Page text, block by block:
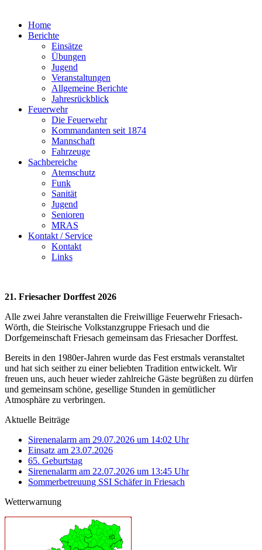
Home
Berichte
Einsätze
Übungen
Jugend
Veranstaltungen
Allgemeine Berichte
Jahresrückblick
Feuerwehr
Die Feuerwehr
Kommandanten seit 1874
Mannschaft
Fahrzeuge
Sachbereiche
Atemschutz
Funk
Sanität
Jugend
Senioren
MRAS
Kontakt / Service
Kontakt
Links
21. Friesacher Dorffest 2026
Alle zwei Jahre veranstalten die Freiwillige Feuerwehr Friesach-
Wörth, die Steirische Volkstanzgruppe Friesach und die
Dorfgemeinschaft Friesach gemeinsam das Friesacher Dorffest.
Bereits in den 1980er-Jahren wurde das Fest erstmals veranstaltet
und hat sich seither zu einer beliebten Tradition entwickelt. Wir
freuen uns, auch heuer wieder zahlreiche Gäste begrüßen zu dürfen
und gemeinsam schöne, gesellige Stunden in gemütlicher
Atmosphäre zu verbringen.
Aktuelle Beiträge
Sirenenalarm am 29.07.2026 um 14:02 Uhr
Einsatz am 23.07.2026
65. Geburtstag
Sirenenalarm am 22.07.2026 um 13:45 Uhr
Sommerbetreuung SSI Schäfer in Friesach
Wetterwarnung